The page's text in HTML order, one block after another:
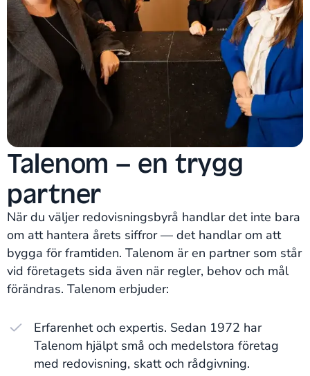
Talenom – en trygg
partner
När du väljer redovisningsbyrå handlar det inte bara
om att hantera årets siffror — det handlar om att
bygga för framtiden. Talenom är en partner som står
vid företagets sida även när regler, behov och mål
förändras. Talenom erbjuder:
Erfarenhet och expertis. Sedan 1972 har
Talenom hjälpt små och medelstora företag
med redovisning, skatt och rådgivning.